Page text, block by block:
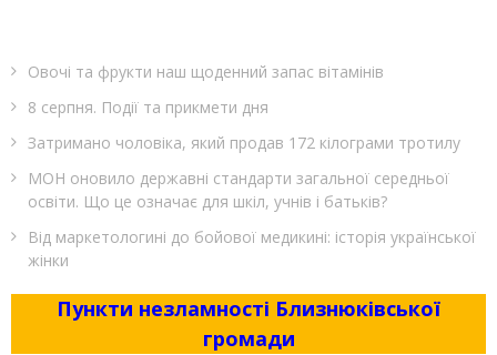
Овочі та фрукти наш щоденний запас вітамінів
8 серпня. Події та прикмети дня
Затримано чоловіка, який продав 172 кілограми тротилу
МОН оновило державні стандарти загальної середньої
освіти. Що це означає для шкіл, учнів і батьків?
Від маркетологині до бойової медикині: історія української
жінки
Пункти незламності Близнюківської
громади